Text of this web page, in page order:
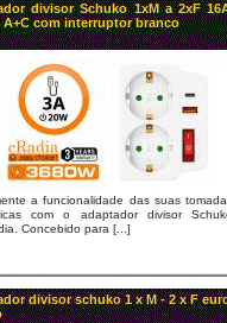
divisor Schuko 1xM a 2xF
A+C com interruptor branco
a funcionalidade das suas
com o adaptador divisor
Concebido para [...]
divisor schuko 1 x M - 2 x F